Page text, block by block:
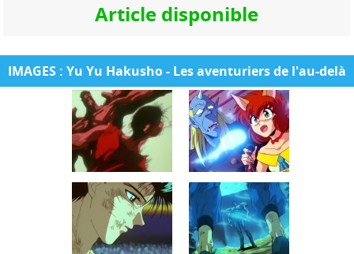
Article disponible
IMAGES : Yu Yu Hakusho - Les aventuriers de l'au-delà